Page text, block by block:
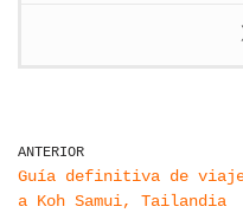
ANTERIOR
Guía definitiva de
a Koh Samui, Tailandia